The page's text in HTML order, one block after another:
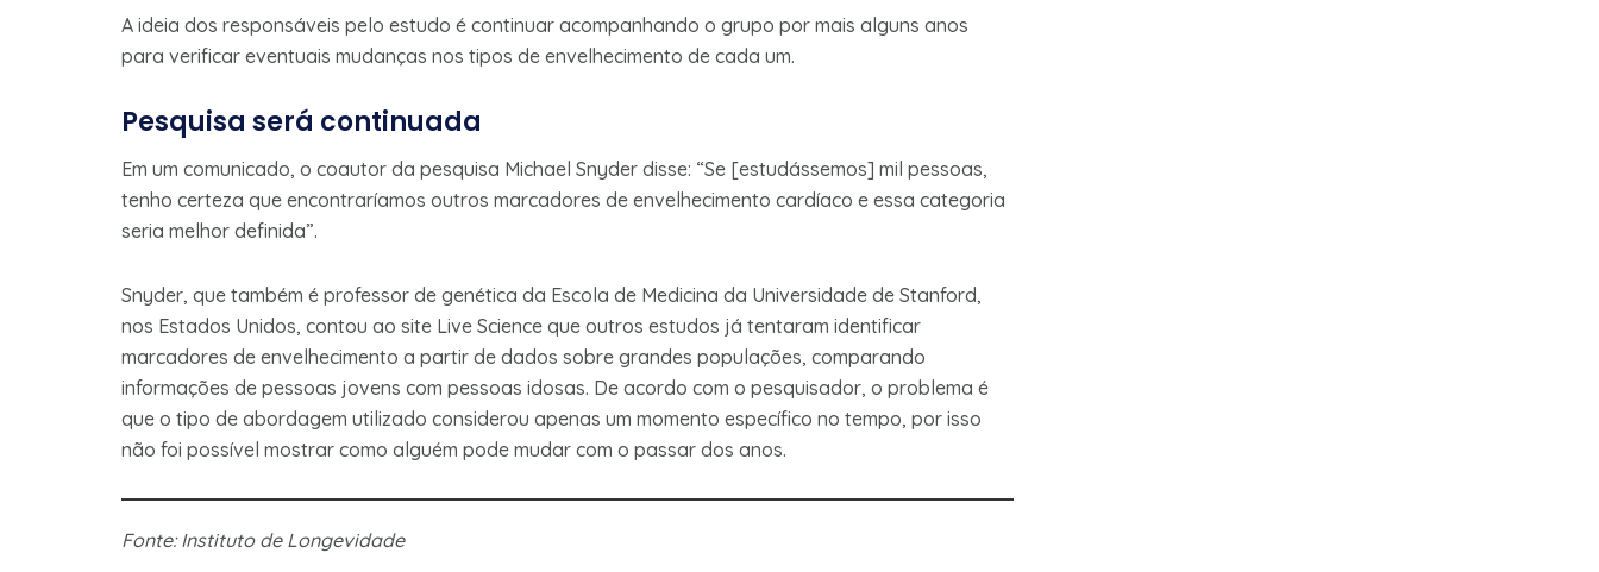
A ideia dos responsáveis pelo estudo é continuar acompanhando o grupo por mais alguns anos
para verificar eventuais mudanças nos tipos de envelhecimento de cada um.
Pesquisa será continuada
Em um comunicado, o coautor da pesquisa Michael Snyder disse: “Se [estudássemos] mil pessoas,
tenho certeza que encontraríamos outros marcadores de envelhecimento cardíaco e essa categoria
seria melhor definida”.
Snyder, que também é professor de genética da Escola de Medicina da Universidade de Stanford,
nos Estados Unidos, contou ao site Live Science que outros estudos já tentaram identificar
marcadores de envelhecimento a partir de dados sobre grandes populações, comparando
informações de pessoas jovens com pessoas idosas. De acordo com o pesquisador, o problema é
que o tipo de abordagem utilizado considerou apenas um momento específico no tempo, por isso
não foi possível mostrar como alguém pode mudar com o passar dos anos.
Fonte: Instituto de Longevidade